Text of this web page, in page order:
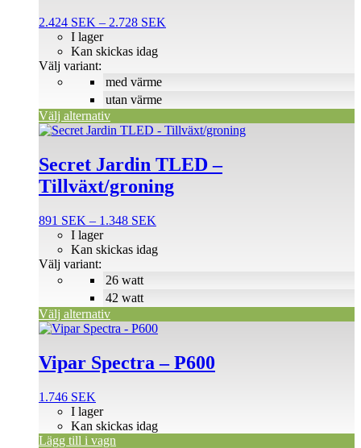
2.424 SEK – 2.728 SEK
med värme
utan värme
I lager
Kan skickas idag
Välj variant:
Välj alternativ
De
olika
alternativen
kan
väljas
produktsidan
Secret Jardin TLED –
Tillväxt/groning
891 SEK – 1.348 SEK
till
26 watt
42 watt
I lager
Kan skickas idag
Välj variant:
Välj alternativ
Den
produkten
har
flera
De
olika
alternativen
kan
väljas
produktsidan
Vipar Spectra – P600
1.746 SEK
I lager
Kan skickas idag
Lägg till i vagn